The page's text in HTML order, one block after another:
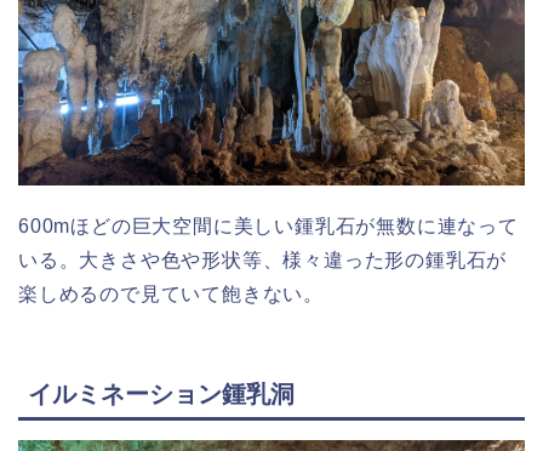
600mほどの巨大空間に美しい鍾乳石が無数に連なって
いる。大きさや色や形状等、様々違った形の鍾乳石が
楽しめるので見ていて飽きない。
イルミネーション鍾乳洞